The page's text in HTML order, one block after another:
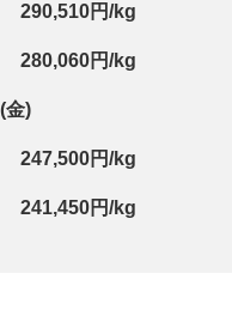
290,510円/kg
280,060円/kg
金)
247,500円/kg
241,450円/kg